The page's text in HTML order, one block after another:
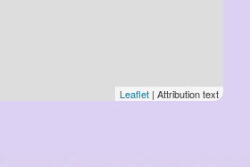
Leaflet | Attribution text